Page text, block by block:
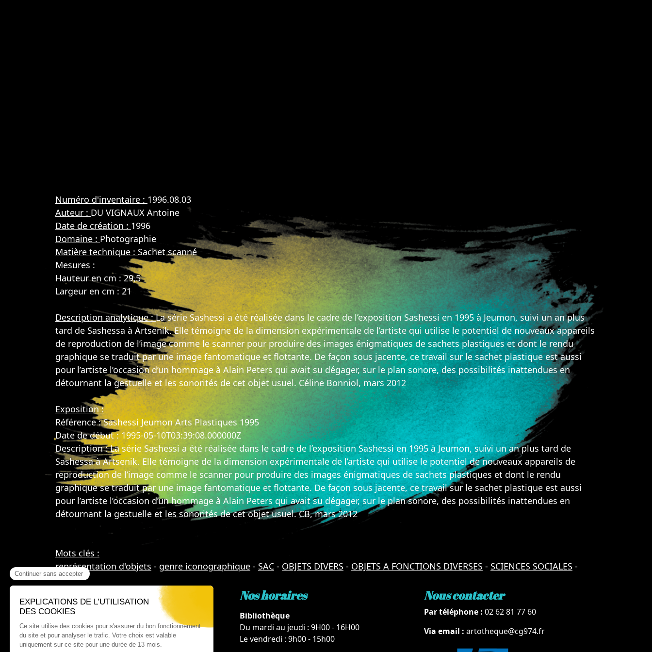
Numéro d'inventaire : 1996.08.03
Auteur : DU VIGNAUX Antoine
Date de création : 1996
Domaine : Photographie
Matière technique : Sachet scanné
Mesures :
Hauteur en cm : 29,5
Largeur en cm : 21
Description analytique :La série Sashessi a été réalisée dans le cadre de l’exposition Sashessi en 1995 à Jeumon, suivi un an plus
tard de Sashessa à Artsenik. Elle témoigne de la dimension expérimentale de l’artiste qui utilise le potentiel de nouveaux appareils
de reproduction de l’image comme le scanner pour produire des images énigmatiques de sachets plastiques et dont le rendu
graphique se traduit par une image fantomatique et flottante. De façon sous jacente, ce travail sur le sachet plastique est aussi
pour l’artiste l’occasion d’un hommage à Alain Peters qui avait su dégager, sur le plan sonore, des possibilités inattendues en
détournant la gestuelle et les sonorités de cet objet usuel. Céline Bonniol, mars 2012
Exposition :
Référence : Sashessi Jeumon Arts Plastiques 1995
Date de début : 1995-05-10T03:39:08.000000Z
Description : La série Sashessi a été réalisée dans le cadre de l’exposition Sashessi en 1995 à Jeumon, suivi un an plus tard de
Sashessa à Artsenik. Elle témoigne de la dimension expérimentale de l’artiste qui utilise le potentiel de nouveaux appareils de
reproduction de l’image comme le scanner pour produire des images énigmatiques de sachets plastiques et dont le rendu
graphique se traduit par une image fantomatique et flottante. De façon sous jacente, ce travail sur le sachet plastique est aussi
pour l’artiste l’occasion d’un hommage à Alain Peters qui avait su dégager, sur le plan sonore, des possibilités inattendues en
détournant la gestuelle et les sonorités de cet objet usuel. CB, mars 2012
Mots clés :
représentation d'objets - genre iconographique - SAC - OBJETS DIVERS - OBJETS A FONCTIONS DIVERSES - SCIENCES SOCIALES -
Où nous trouver ?
60 rue Victor Le Vigoureux,
97410 Saint Pierre
Nos horaires
Bibliothèque
Du mardi au jeudi : 9H00 - 16H00
Le vendredi : 9h00 - 15h00
Nous contacter
Par téléphone : 02 62 81 77 60
Via email : artotheque@cg974.fr